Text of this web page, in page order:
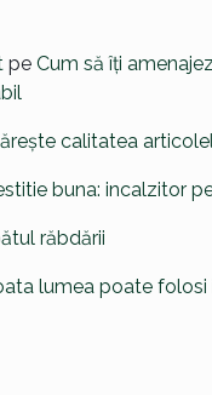
pe Cum să îți
calitatea
buna: incalzitor
răbdării
lumea poate folosi